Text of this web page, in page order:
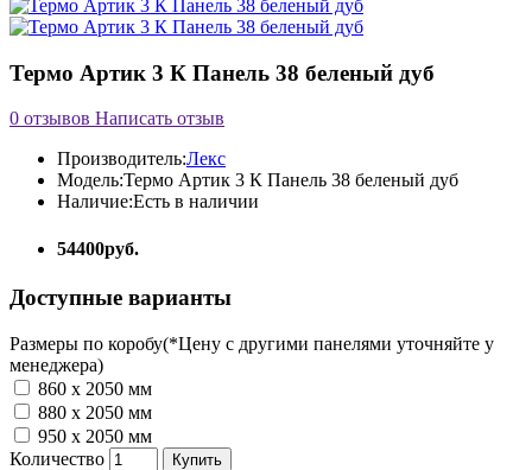
Термо Артик 3 К Панель 38 беленый дуб
0 отзывов Написать отзыв
Производитель:Лекс
Модель:Термо Артик 3 К Панель 38 беленый дуб
Наличие:Есть в наличии
54400руб.
Доступные варианты
Размеры по коробу(*Цену с другими панелями уточняйте у
менеджера)
860 x 2050 мм
880 x 2050 мм
950 х 2050 мм
Количество
Купить